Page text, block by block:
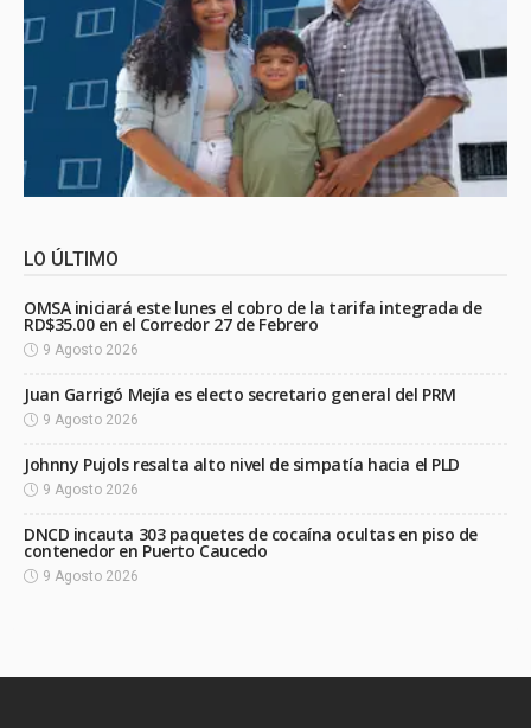
LO ÚLTIMO
OMSA iniciará este lunes el cobro de la tarifa integrada de
RD$35.00 en el Corredor 27 de Febrero
9 Agosto 2026
Juan Garrigó Mejía es electo secretario general del PRM
9 Agosto 2026
Johnny Pujols resalta alto nivel de simpatía hacia el PLD
9 Agosto 2026
DNCD incauta 303 paquetes de cocaína ocultas en piso de
contenedor en Puerto Caucedo
9 Agosto 2026